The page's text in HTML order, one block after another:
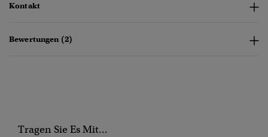
Kontakt
Bewertungen (2)
Tragen Sie Es Mit...